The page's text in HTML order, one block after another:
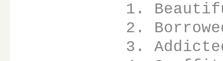
1.
2.
3.